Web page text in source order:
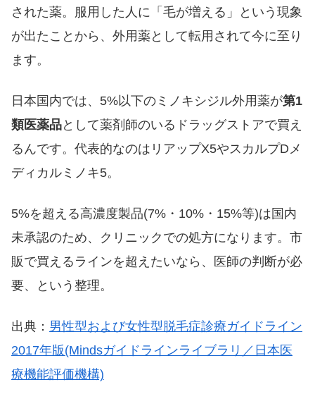
された薬。服用した人に「毛が増える」という現象
が出たことから、外用薬として転用されて今に至り
ます。
日本国内では、5%以下のミノキシジル外用薬が第1
類医薬品として薬剤師のいるドラッグストアで買え
るんです。代表的なのはリアップX5やスカルプDメ
ディカルミノキ5。
5%を超える高濃度製品(7%・10%・15%等)は国内
未承認のため、クリニックでの処方になります。市
販で買えるラインを超えたいなら、医師の判断が必
要、という整理。
出典： 男性型および女性型脱毛症診療ガイドライン
2017年版(Mindsガイドラインライブラリ／日本医
療機能評価機構)